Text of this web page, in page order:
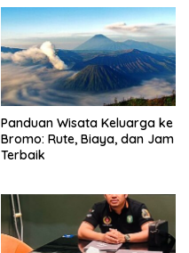
Panduan Wisata Keluarga ke
Bromo: Rute, Biaya, dan Jam
Terbaik